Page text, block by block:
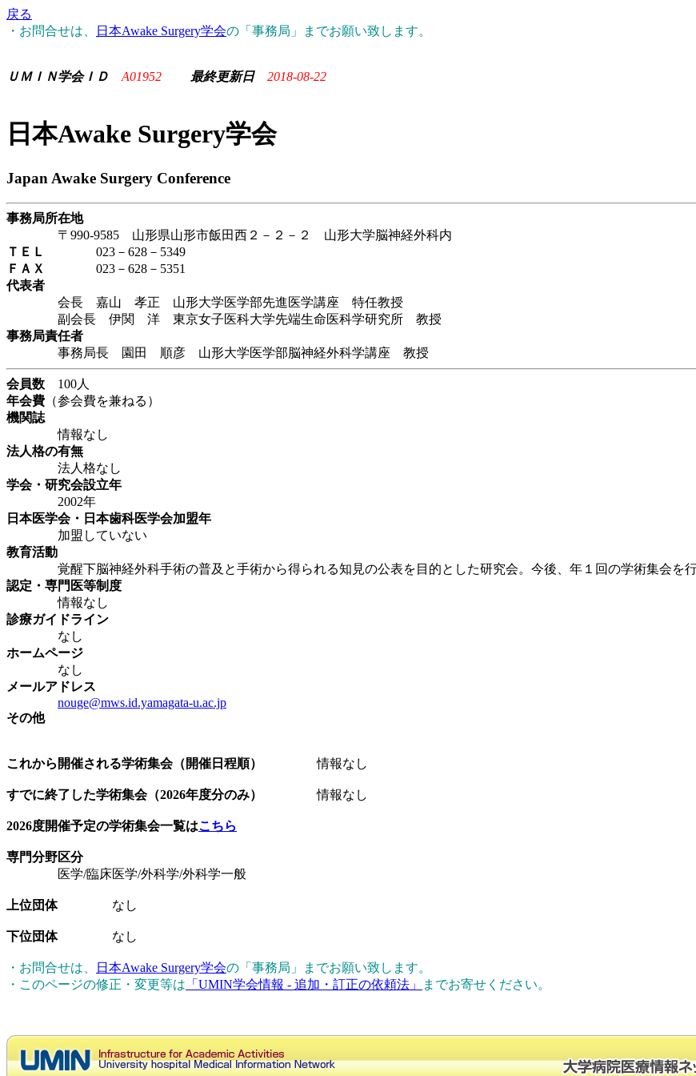
戻る
・お問合せは、
日本Awake Surgery学会の「事務局」までお願い致します。
ＵＭＩＮ学会ＩＤ A01952 最終更新日 2018-08-22
日本Awake Surgery学会
Japan Awake Surgery Conference
事務局所在地
〒990-9585 山形県山形市飯田西２－２－２ 山形大学脳神経外科内
ＴＥＬ
023－628－5349
ＦＡＸ
023－628－5351
代表者
会長 嘉山 孝正 山形大学医学部先進医学講座 特任教授
副会長 伊関 洋 東京女子医科大学先端生命医科学研究所 教授
事務局責任者
事務局長 園田 順彦 山形大学医学部脳神経外科学講座 教授
会員数 100人
年会費 （参会費を兼ねる）
機関誌
情報なし
法人格の有無
法人格なし
学会・研究会設立年
2002年
日本医学会・日本歯科医学会加盟年
加盟していない
教育活動
覚醒下脳神経外科手術の普及と手術から得られる知見の公表を目的とした研究会。今後、年１回の学術集会を行
認定・専門医等制度
情報なし
診療ガイドライン
なし
ホームページ
なし
メールアドレス
nouge@mws.id.yamagata-u.ac.jp
その他
これから開催される学術集会（開催日程順） 情報なし
すでに終了した学術集会（2026年度分のみ） 情報なし
2026度開催予定の学術集会一覧はこちら
専門分野区分
医学/臨床医学/外科学/外科学一般
上位団体なし
下位団体なし
・お問合せは、 日本Awake Surgery学会の「事務局」までお願い致します。
・このページの修正・変更等は 「UMIN学会情報 - 追加・訂正の依頼法」 までお寄せください。